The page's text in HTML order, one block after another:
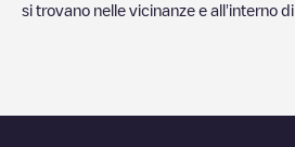
si trovano nelle vicinanze e all'interno di